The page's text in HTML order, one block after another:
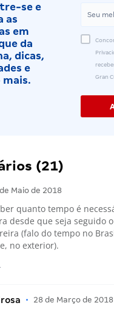
se e
as
em
da
dicas,
e
Gran
(21)
Maio de 2018
quanto tempo é
desde que seja seguido
(falo do tempo no
no exterior).
• 28 de Março de 2018